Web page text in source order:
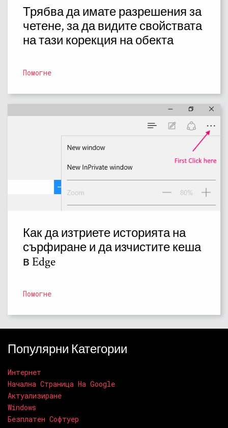
Трябва да имате разрешения за
четене, за да видите свойствата
на тази корекция на обекта
Помогне
Как да изтриете историята на
сърфиране и да изчистите кеша
в Edge
Помогне
Популярни Категории
Интернет
Начална Страница На Google
Актуализиране
Windows
Безплатен Софтуер